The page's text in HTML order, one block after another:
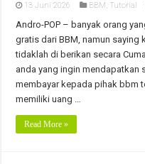
13 Juni 2026 BBM, Tutorial
Andro-POP – banyak orang
gratis dari BBM, namun saying
tidaklah di berikan secara
anda yang ingin mendapatkan
membayar kepada pihak bbm
memiliki uang …
Read More »